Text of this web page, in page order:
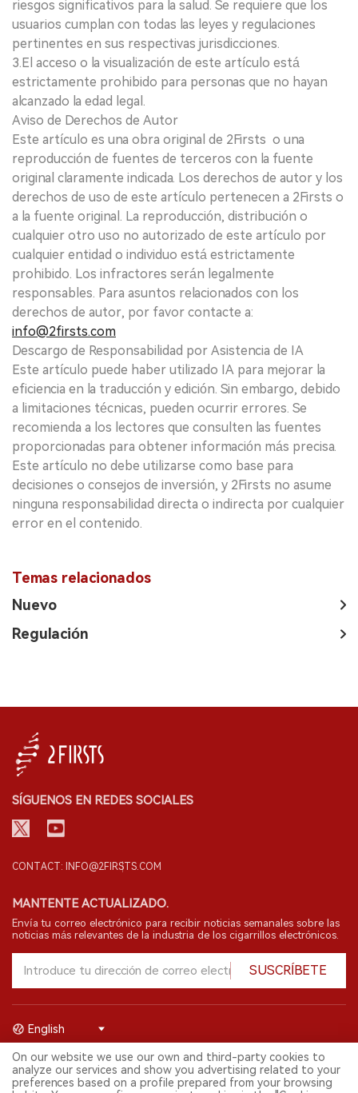
riesgos significativos para la salud. Se requiere que los
usuarios cumplan con todas las leyes y regulaciones
pertinentes en sus respectivas jurisdicciones.
3.El acceso o la visualización de este artículo está
estrictamente prohibido para personas que no hayan
alcanzado la edad legal.
Aviso de Derechos de Autor
Este artículo es una obra original de 2Firsts o una
reproducción de fuentes de terceros con la fuente
original claramente indicada. Los derechos de autor y los
derechos de uso de este artículo pertenecen a 2Firsts o
a la fuente original. La reproducción, distribución o
cualquier otro uso no autorizado de este artículo por
cualquier entidad o individuo está estrictamente
prohibido. Los infractores serán legalmente
responsables. Para asuntos relacionados con los
derechos de autor, por favor contacte a:
info@2firsts.com
Descargo de Responsabilidad por Asistencia de IA
Este artículo puede haber utilizado IA para mejorar la
eficiencia en la traducción y edición. Sin embargo, debido
a limitaciones técnicas, pueden ocurrir errores. Se
recomienda a los lectores que consulten las fuentes
proporcionadas para obtener información más precisa.
Este artículo no debe utilizarse como base para
decisiones o consejos de inversión, y 2Firsts no asume
ninguna responsabilidad directa o indirecta por cualquier
error en el contenido.
Temas relacionados
Nuevo
Regulación
SÍGUENOS EN REDES SOCIALES
CONTACT: INFO@2FIRSTS.COM
MANTENTE ACTUALIZADO.
Envía tu correo electrónico para recibir noticias semanales sobre las
noticias más relevantes de la industria de los cigarrillos electrónicos.
SUSCRÍBETE
© 2026 Shenzhen 2FIRSTS Technology Co.,Ltd. Todos los derechos
reservados.
2FIRSTS solo es accesible para profesionales de la industria,
English
On our website we use our own and third-party cookies to
analyze our services and show you advertising related to your
preferences based on a profile prepared from your browsing